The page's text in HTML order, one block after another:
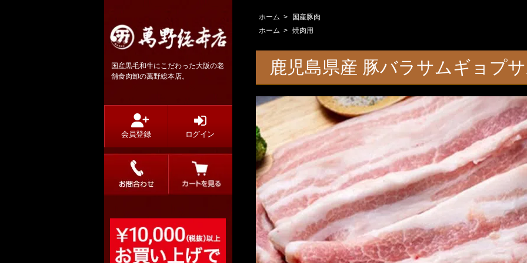
ホーム >
国産豚肉
ホーム > 焼肉用
鹿児島県産 豚バラサムギョプ
国産黒毛和牛にこだわった大阪の老
舗食肉卸の萬野総本店。
会員登録 ログイン